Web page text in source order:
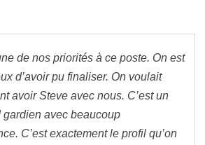
de nos priorités à ce poste. On est
d’avoir pu finaliser. On voulait
avoir Steve avec nous. C’est un
gardien avec beaucoup
C’est exactement le profil qu’on